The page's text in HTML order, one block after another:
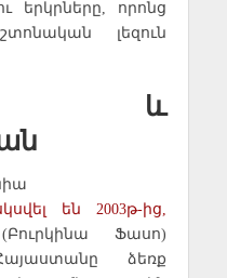
երկրները, որոնց
լեզուն
և
են 2003թ-ից,
Ֆասո)
ձեռք